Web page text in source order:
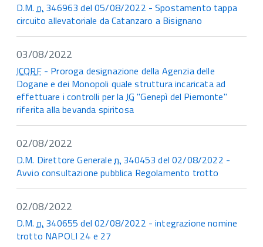
D.M.n. 346963 del 05/08/2022 - Spostamento tappa
circuito allevatoriale da Catanzaro a Bisignano
03/08/2022
ICQRF- Proroga designazione della Agenzia delle
Dogane e dei Monopoli quale struttura incaricata ad
effettuare i controlli per laIG "Genepì del Piemonte"
riferita alla bevanda spiritosa
02/08/2022
D.M. Direttore Generalen. 340453 del 02/08/2022 -
Avvio consultazione pubblica Regolamento trotto
02/08/2022
D.M.n. 340655 del 02/08/2022 - integrazione nomine
trotto NAPOLI 24 e 27